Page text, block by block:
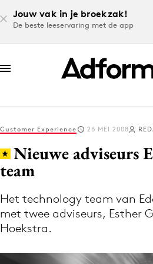
Jouw vak in je broekzak!
De beste leeservaring met de app
Log in
Volg het laatste nieuws
Nieuws
Customer Experience 26 MEI 2008
Nieuwe adviseurs
team
Het technology team van
met twee adviseurs, Esther
Hoekstra.